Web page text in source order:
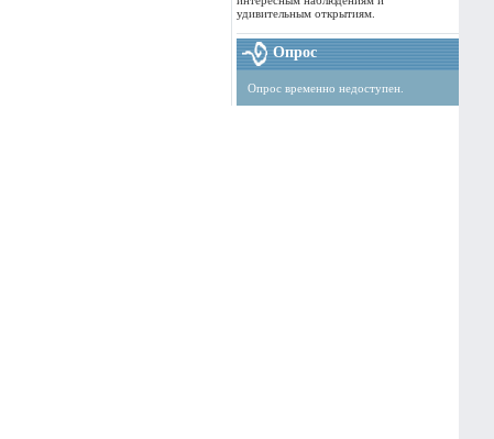
удивительным открытиям.
Опрос
Опрос временно недоступен.